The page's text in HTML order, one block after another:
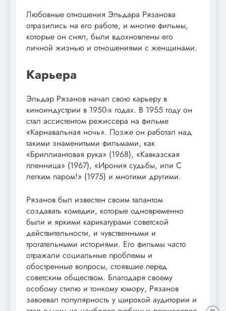
Любовные отношения Эльдара Рязанова
отразились на его работе, и многие фильмы,
которые он снял, были вдохновлены его
личной жизнью и отношениями с женщинами.
Карьера
Эльдар Рязанов начал свою карьеру в
киноиндустрии в 1950-х годах. В 1955 году он
стал ассистентом режиссера на фильме
«Карнавальная ночь». Позже он работал над
такими знаменитыми фильмами, как
«Бриллиантовая рука» (1968), «Кавказская
пленница» (1967), «Ирония судьбы, или С
легким паром!» (1975) и многими другими.
Рязанов был известен своим талантом
создавать комедии, которые одновременно
были и яркими карикатурами советской
действительности, и чувственными и
трогательными историями. Его фильмы часто
отражали социальные проблемы и
обостренные вопросы, стоявшие перед
советским обществом. Благодаря своему
особому стилю и тонкому юмору, Рязанов
завоевал популярность у широкой аудитории и